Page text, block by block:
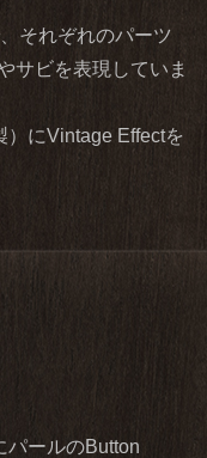
それぞれのパーツ
サビを表現していま
）にVintage Effectを
パールのButton